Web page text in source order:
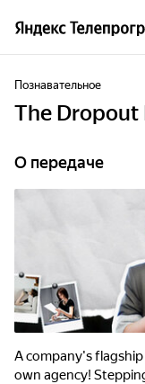
Познавательное
The Dropout
О передаче
A company's
own agency!